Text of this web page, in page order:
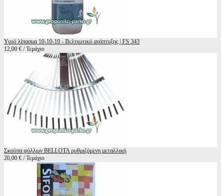
Υγρό λίπασμα 10-10-10 - Βελτιωτικό ανάπτυξης | FS 343
12,00 € / Τεμάχιο
Σκούπα φύλλων BELLOTA ρυθμιζόμενη μεταλλική
20,00 € / Τεμάχιο